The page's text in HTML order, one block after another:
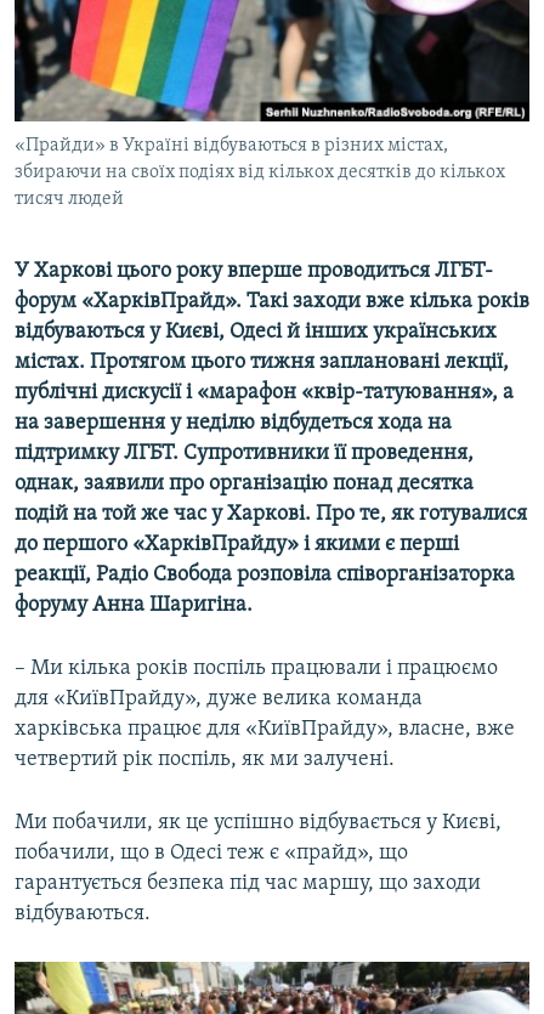
ВІДЕОУРОКИ «ELIFBE»
СВІДЧЕННЯ ОКУПАЦІЇ
УКРАЇНСЬКА ПРОБЛЕМА КРИМУ
ІНФОГРАФІКА
Русский
Qırımtatar
ДОЛУЧАЙСЯ!
Усі сайти RFE/RL
«Прайди» в Україні відбуваються в різних містах,
збираючи на своїх подіях від кількох десятків до кількох
тисяч людей
У Харкові цього року вперше проводиться ЛГБТ-
форум «ХарківПрайд». Такі заходи вже кілька років
відбуваються у Києві, Одесі й інших українських
містах. Протягом цього тижня заплановані лекції,
публічні дискусії і «марафон «квір-татуювання», а
на завершення у неділю відбудеться хода на
підтримку ЛГБТ. Супротивники її проведення,
однак, заявили про організацію понад десятка
подій на той же час у Харкові. Про те, як готувалися
до першого «ХарківПрайду» і якими є перші
реакції, Радіо Свобода розповіла співорганізаторка
форуму Анна Шаригіна.
– Ми кілька років поспіль працювали і працюємо
для «КиївПрайду», дуже велика команда
харківська працює для «КиївПрайду», власне, вже
четвертий рік поспіль, як ми залучені.
Ми побачили, як це успішно відбувається у Києві,
побачили, що в Одесі теж є «прайд», що
гарантується безпека під час маршу, що заходи
відбуваються.